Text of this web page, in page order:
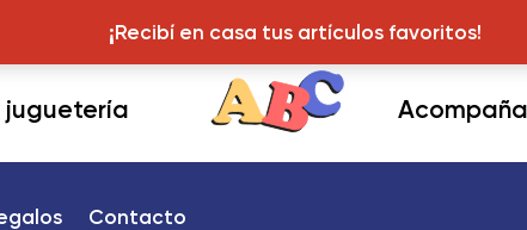
¡Recibí en casa tus articulos favoritos!
juguetería
Contacto
¡Recibí en casa tus artículos favoritos!